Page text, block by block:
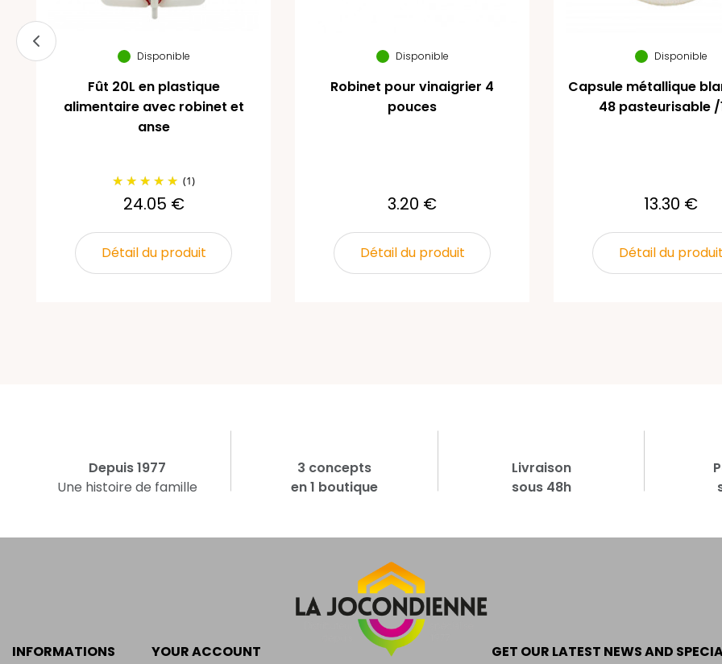
Disponible
Fût 20L en plastique
alimentaire avec robinet et
anse
(1)
24.05 €
Détail du produit
Disponible
Robinet pour vinaigrier 4
pouces
3.20 €
Détail du produit
Disponible
Capsule métallique
48 pasteurisable /
13.30 €
Détail du produit
Depuis 1977
Une histoire de famille
3 concepts
en 1 boutique
Livraison
sous 48h
INFORMATIONS YOUR ACCOUNT
GET OUR LATEST NEWS AND